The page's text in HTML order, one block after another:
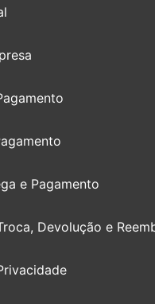
e Pagamento
Devolução e